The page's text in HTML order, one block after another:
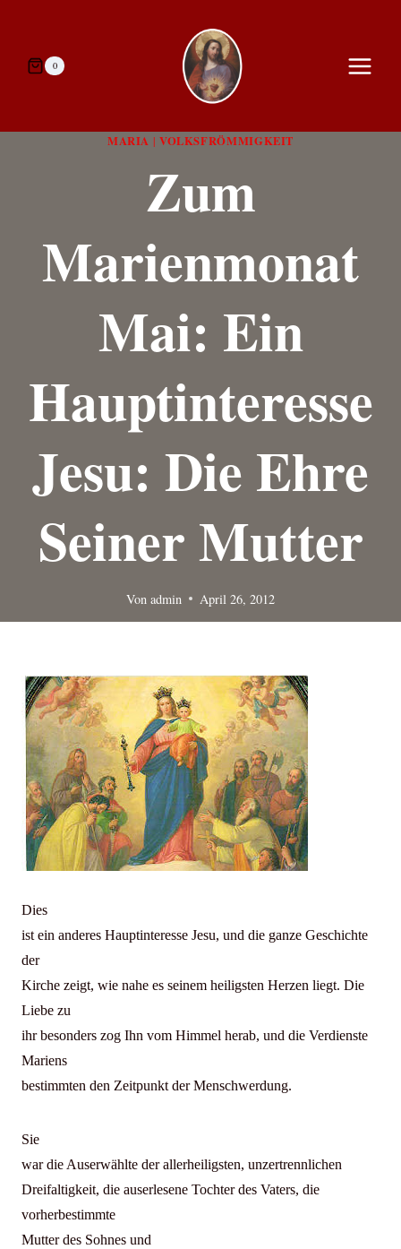
springen0
MARIA | VOLKSFRÖMMIGKEIT
Zum
Marienmonat
Mai: Ein
Hauptinteresse
Jesu: Die Ehre
Seiner Mutter
Von admin April 26, 2012
Dies
ist ein anderes Hauptinteresse Jesu, und die ganze Geschichte
der
Kirche zeigt, wie nahe es seinem heiligsten Herzen liegt. Die
Liebe zu
ihr besonders zog Ihn vom Himmel herab, und die Verdienste
Mariens
bestimmten den Zeitpunkt der Menschwerdung.
Sie
war die Auserwählte der allerheiligsten, unzertrennlichen
Dreifaltigkeit, die auserlesene Tochter des Vaters, die
vorherbestimmte
Mutter des Sohnes und